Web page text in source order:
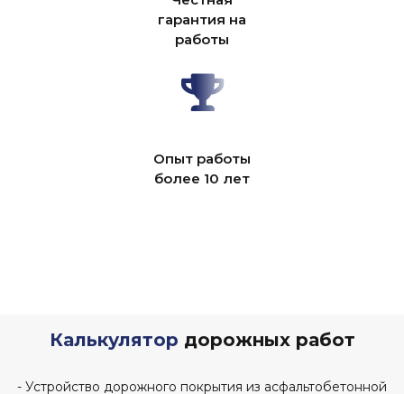
гарантия на
работы
Опыт работы
более 10 лет
Калькулятор дорожных работ
- Устройство дорожного покрытия из асфальтобетонной